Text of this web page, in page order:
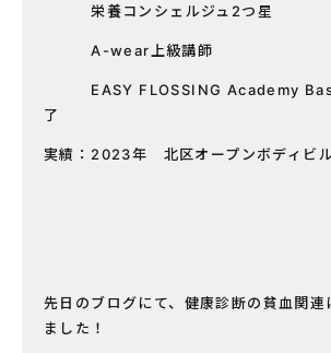
栄養コンシェルジュ2つ星
A-wear上級講師
EASY FLOSSING Academy
了
実績：2023年 北区オープンボディビ
先日のブログにて、健康診断の貧血関連
ました！